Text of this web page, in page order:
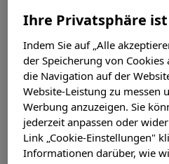
jedes Einzelnen. Man
sagen, dass Fasten für
vor- oder nachteilig ist.
daher unbedingt ein
und ein engmaschiges
Solange es die
nicht negativ beeinflusst,
möglich sein. Nicht zu
Ihre Privatsphäre
Indem Sie auf „Alle
der Speicherung von
die Navigation auf der
Website-Leistung zu messen
Werbung anzuzeigen. Sie
jederzeit anpassen oder
Link „Cookie-Einstellungen"
Informationen darüber, wie